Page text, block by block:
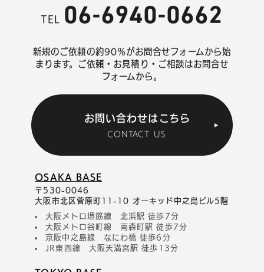
TEL 06-6940-0662
新規のご依頼の約90％がお問合せフォームから始
まります。 ご依頼・お見積り・ご相談はお問合せ
フォームから。
お問い合わせはこちら
CONTACT US
OSAKA BASE
〒530-0046
大阪市北区菅原町11-10 オーキッド中之島ビル5階
大阪メトロ堺筋線 北浜駅 徒歩7分
大阪メトロ谷町線 南森町駅 徒歩7分
京阪中之島線 なにわ橋 徒歩6分
JR東西線 大阪天満宮駅 徒歩13分